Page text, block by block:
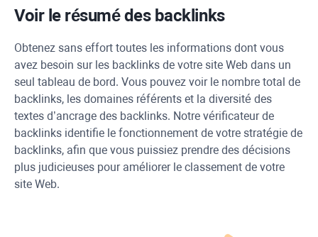
Voir le résumé des backlinks
Obtenez sans effort toutes les informations dont vous
avez besoin sur les backlinks de votre site Web dans un
seul tableau de bord. Vous pouvez voir le nombre total de
backlinks, les domaines référents et la diversité des
textes d’ancrage des backlinks. Notre vérificateur de
backlinks identifie le fonctionnement de votre stratégie de
backlinks, afin que vous puissiez prendre des décisions
plus judicieuses pour améliorer le classement de votre
site Web.